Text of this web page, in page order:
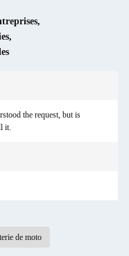
,
,
the request, but is
it.
de moto